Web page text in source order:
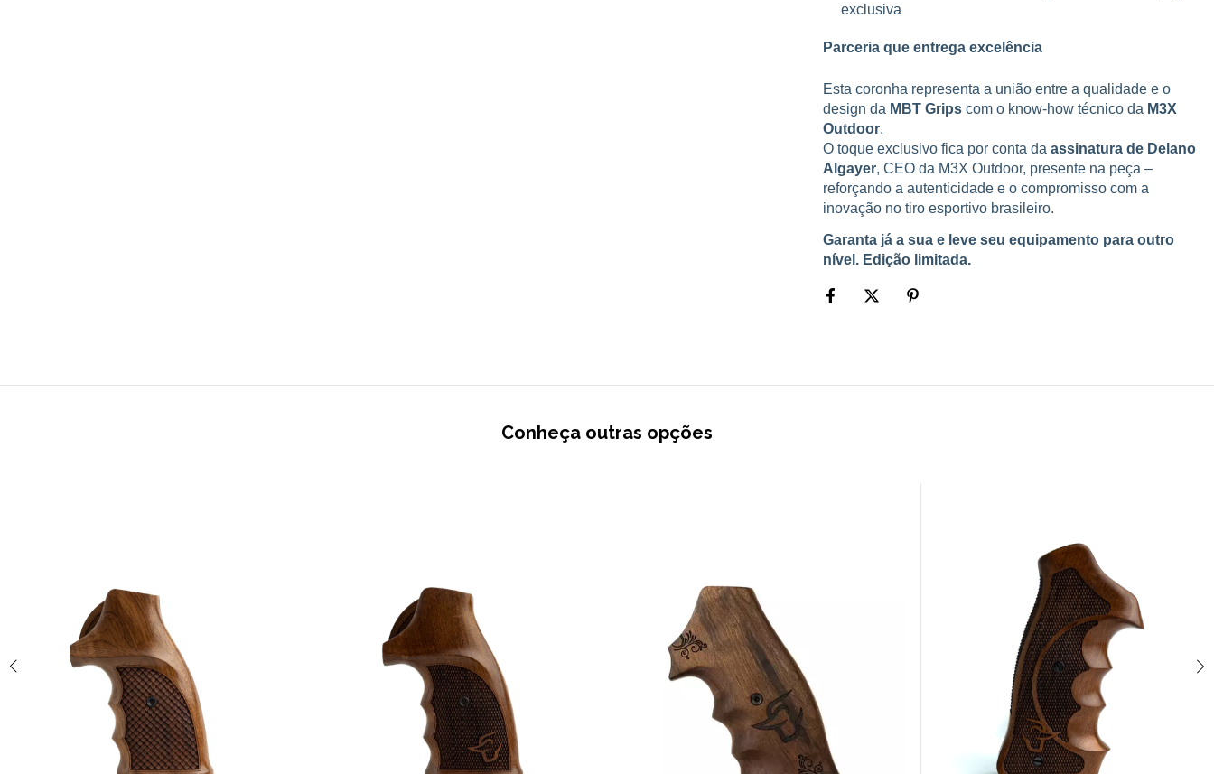
exclusiva
Parceria que entrega excelência
Esta coronha representa a união entre a qualidade e o
design da MBT Grips com o know-how técnico da M3X
Outdoor.
O toque exclusivo fica por conta da assinatura de Delano
Algayer, CEO da M3X Outdoor, presente na peça –
reforçando a autenticidade e o compromisso com a
inovação no tiro esportivo brasileiro.
Garanta já a sua e leve seu equipamento para outro
nível. Edição limitada.
Conheça outras opções